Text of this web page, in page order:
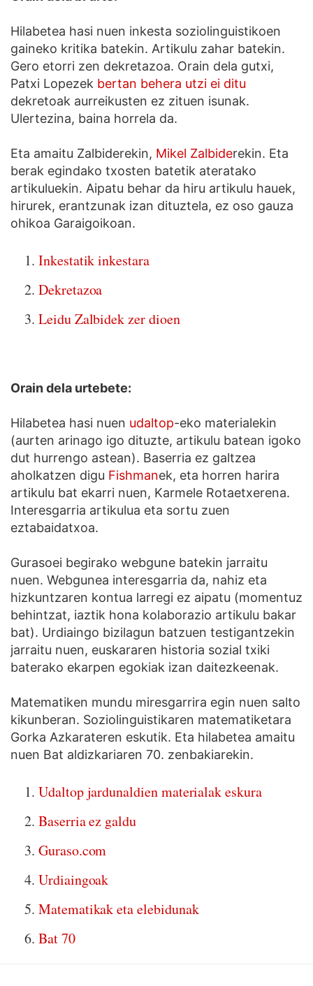
Hilabetea hasi nuen inkesta soziolinguistikoen
gaineko kritika batekin. Artikulu zahar batekin.
Gero etorri zen dekretazoa. Orain dela gutxi,
Patxi Lopezek bertan behera utzi ei ditu
dekretoak aurreikusten ez zituen isunak.
Ulertezina, baina horrela da.
Eta amaitu Zalbiderekin, Mikel Zalbiderekin. Eta
berak egindako txosten batetik ateratako
artikuluekin. Aipatu behar da hiru artikulu hauek,
hirurek, erantzunak izan dituztela, ez oso gauza
ohikoa Garaigoikoan.
Inkestatik inkestara
Dekretazoa
Leidu Zalbidek zer dioen
Orain dela urtebete:
Hilabetea hasi nuen udaltop-eko materialekin
(aurten arinago igo dituzte, artikulu batean igoko
dut hurrengo astean). Baserria ez galtzea
aholkatzen digu Fishmanek, eta horren harira
artikulu bat ekarri nuen, Karmele Rotaetxerena.
Interesgarria artikulua eta sortu zuen
eztabaidatxoa.
Gurasoei begirako webgune batekin jarraitu
nuen. Webgunea interesgarria da, nahiz eta
hizkuntzaren kontua larregi ez aipatu (momentuz
behintzat, iaztik hona kolaborazio artikulu bakar
bat). Urdiaingo bizilagun batzuen testigantzekin
jarraitu nuen, euskararen historia sozial txiki
baterako ekarpen egokiak izan daitezkeenak.
Matematiken mundu miresgarrira egin nuen salto
kikunberan. Soziolinguistikaren matematiketara
Gorka Azkarateren eskutik. Eta hilabetea amaitu
nuen Bat aldizkariaren 70. zenbakiarekin.
Udaltop jardunaldien materialak eskura
Baserria ez galdu
Guraso.com
Urdiaingoak
Matematikak eta elebidunak
Bat 70